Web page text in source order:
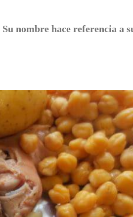
Su nombre hace referencia a